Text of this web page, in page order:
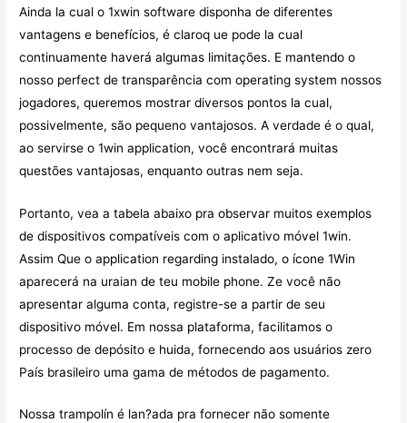
Ainda la cual o 1xwin software disponha de diferentes
vantagens e benefícios, é claroq ue pode la cual
continuamente haverá algumas limitações. E mantendo o
nosso perfect de transparência com operating system nossos
jogadores, queremos mostrar diversos pontos la cual,
possivelmente, são pequeno vantajosos. A verdade é o qual,
ao servirse o 1win application, você encontrará muitas
questões vantajosas, enquanto outras nem seja.
Portanto, vea a tabela abaixo pra observar muitos exemplos
de dispositivos compatíveis com o aplicativo móvel 1win.
Assim Que o application regarding instalado, o ícone 1Win
aparecerá na uraian de teu mobile phone. Ze você não
apresentar alguma conta, registre-se a partir de seu
dispositivo móvel. Em nossa plataforma, facilitamos o
processo de depósito e huida, fornecendo aos usuários zero
País brasileiro uma gama de métodos de pagamento.
Nossa trampolín é lan?ada pra fornecer não somente